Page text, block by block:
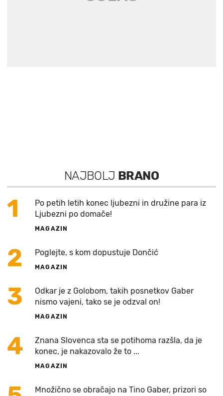
NAJBOLJ BRANO
1
Po petih letih konec ljubezni in družine para iz
Ljubezni po domače!
MAGAZIN
2 Poglejte, s kom dopustuje Dončić
MAGAZIN
3
Odkar je z Golobom, takih posnetkov Gaber
nismo vajeni, tako se je odzval on!
MAGAZIN
4
Znana Slovenca sta se potihoma razšla, da je
konec, je nakazovalo že to ...
MAGAZIN
Množično se obračajo na Tino Gaber, prizori so